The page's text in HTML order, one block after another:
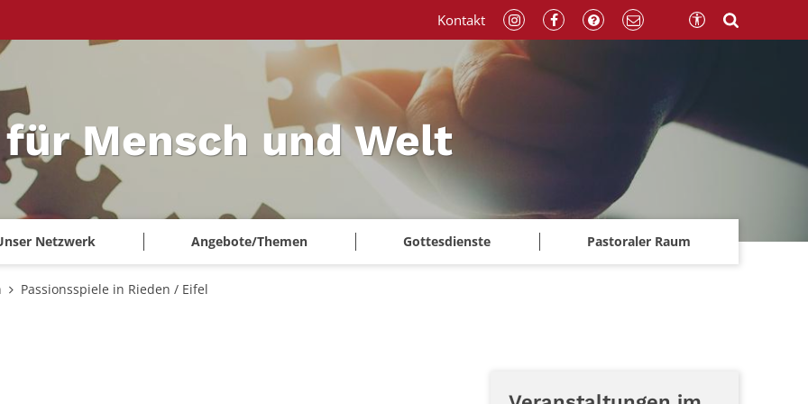
Mensch und Welt
Netzwerk Angebote/Themen Gottesdienste Pastoraler Raum
Kontakt
Passionsspiele in Rieden / Eifel